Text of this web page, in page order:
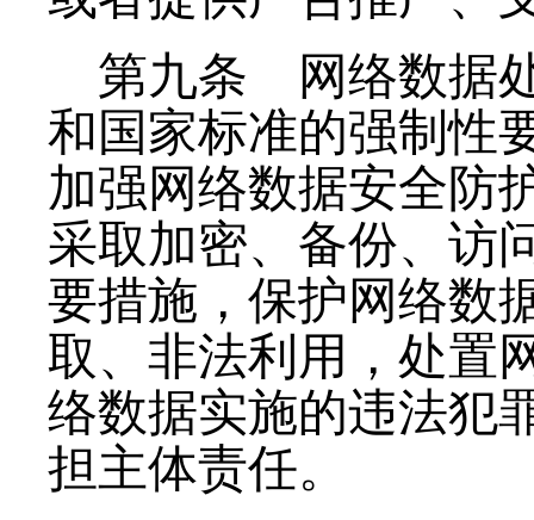
第九条 网络数据
和国家标准的强制性
加强网络数据安全防
采取加密、备份、访
要措施，保护网络数
取、非法利用，处置
络数据实施的违法犯
担主体责任。